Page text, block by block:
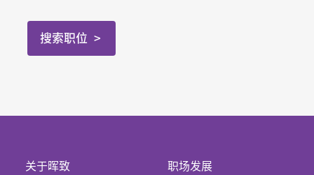
搜索职位
关于晖致 职场发展